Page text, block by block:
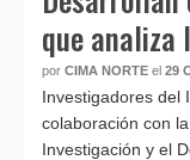
que analiza
por CIMA NORTE el 29
Investigadores del
colaboración con
Investigación y el